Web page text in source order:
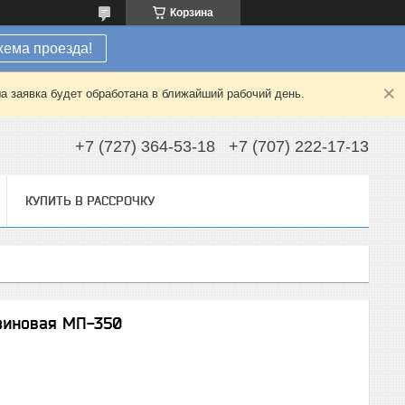
Корзина
проезда!
будет обработана в ближайший рабочий день.
+7 (727) 364-53-18 +7 (707) 222-17-13
КУПИТЬ В РАССРОЧКУ
МП-350